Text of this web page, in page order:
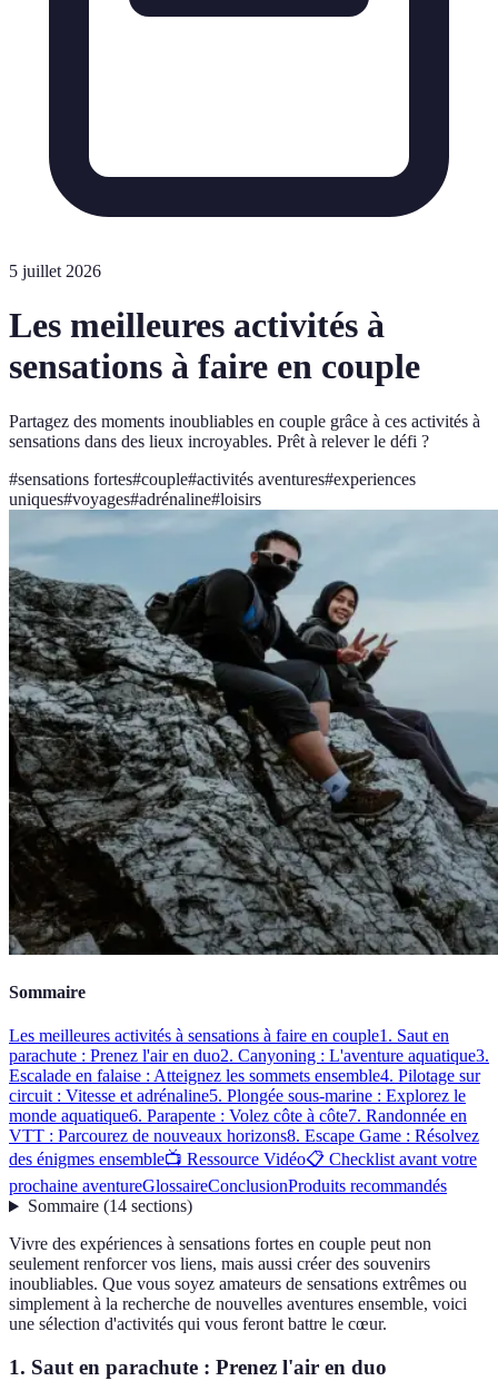
5 juillet 2026
Les meilleures activités à
sensations à faire en couple
Partagez des moments inoubliables en couple grâce à ces activités à
sensations dans des lieux incroyables. Prêt à relever le défi ?
#sensations fortes#couple#activités aventures#experiences
uniques#voyages#adrénaline#loisirs
Sommaire
Les meilleures activités à sensations à faire en couple1. Saut en
parachute : Prenez l'air en duo2. Canyoning : L'aventure aquatique3.
Escalade en falaise : Atteignez les sommets ensemble4. Pilotage sur
circuit : Vitesse et adrénaline5. Plongée sous-marine : Explorez le
monde aquatique6. Parapente : Volez côte à côte7. Randonnée en
VTT : Parcourez de nouveaux horizons8. Escape Game : Résolvez
des énigmes ensemble📺 Ressource Vidéo📋 Checklist avant votre
prochaine aventureGlossaireConclusionProduits recommandés
Sommaire(14 sections)
Vivre des expériences à sensations fortes en couple peut non
seulement renforcer vos liens, mais aussi créer des souvenirs
inoubliables. Que vous soyez amateurs de sensations extrêmes ou
simplement à la recherche de nouvelles aventures ensemble, voici
une sélection d'activités qui vous feront battre le cœur.
1. Saut en parachute : Prenez l'air en duo